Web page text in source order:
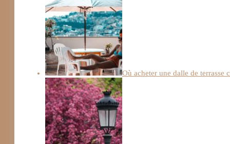
Où acheter une dalle de terrasse